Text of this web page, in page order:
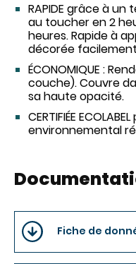
RAPIDE grâce à
au toucher en 2
heures. Rapide à
décorée
ÉCONOMIQUE :
couche). Couvre
sa haute opacité.
CERTIFIÉE
environnemental
Fiche de